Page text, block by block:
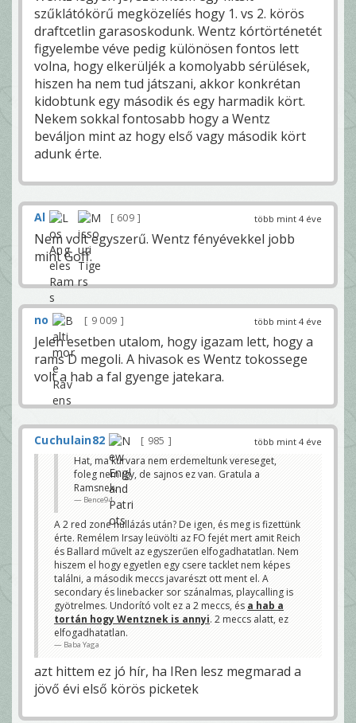
szűklátókörű megközelíés hogy 1. vs 2. körös
draftcetlin garasoskodunk. Wentz kórtörténetét
figyelembe véve pedig különösen fontos lett
volna, hogy elkerüljék a komolyabb sérülések,
hiszen ha nem tud játszani, akkor konkrétan
kidobtunk egy második és egy harmadik kört.
Nekem sokkal fontosabb hogy a Wentz
beváljon mint az hogy első vagy második kört
adunk érte.
több mint 4 éve
Al 609
Nem volt egyszerű. Wentz fényévekkel jobb
mint Goff.
több mint 4 éve
no 9 009
Jelen esetben utalom, hogy igazam lett, hogy a
rams D megoli. A hivasok es Wentz tokossege
volt a hab a fal gyenge jatekara.
több mint 4 éve
Cuchulain82
985
Hat, ma kurvara nem erdemeltunk vereseget,
foleg nem igy, de sajnos ez van. Gratula a
Ramsnek.
Bence94
A 2 red zone nullázás után? De igen, és meg is fizettünk
érte. Remélem Irsay leüvölti az FO fejét mert amit Reich
és Ballard művelt az egyszerűen elfogadhatatlan. Nem
hiszem el hogy egyetlen egy csere tacklet nem képes
találni, a második meccs javarészt ott ment el. A
secondary és linebacker sor szánalmas, playcalling is
gyötrelmes. Undorító volt ez a 2 meccs, és a hab a
tortán hogy Wentznek is annyi. 2 meccs alatt, ez
elfogadhatatlan.
Baba Yaga
azt hittem ez jó hír, ha IRen lesz megmarad a
jövő évi első körös picketek